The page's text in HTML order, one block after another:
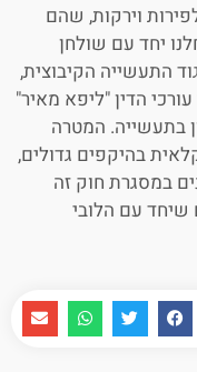
וירקות, שהם
יחד עם שולחן
התעשייה הקיבוצית,
הדין "ליפא מאיר"
בתעשייה. המטרה
בהיקפים גדולים,
במסגרת חוק זה
שיחד עם הלובי